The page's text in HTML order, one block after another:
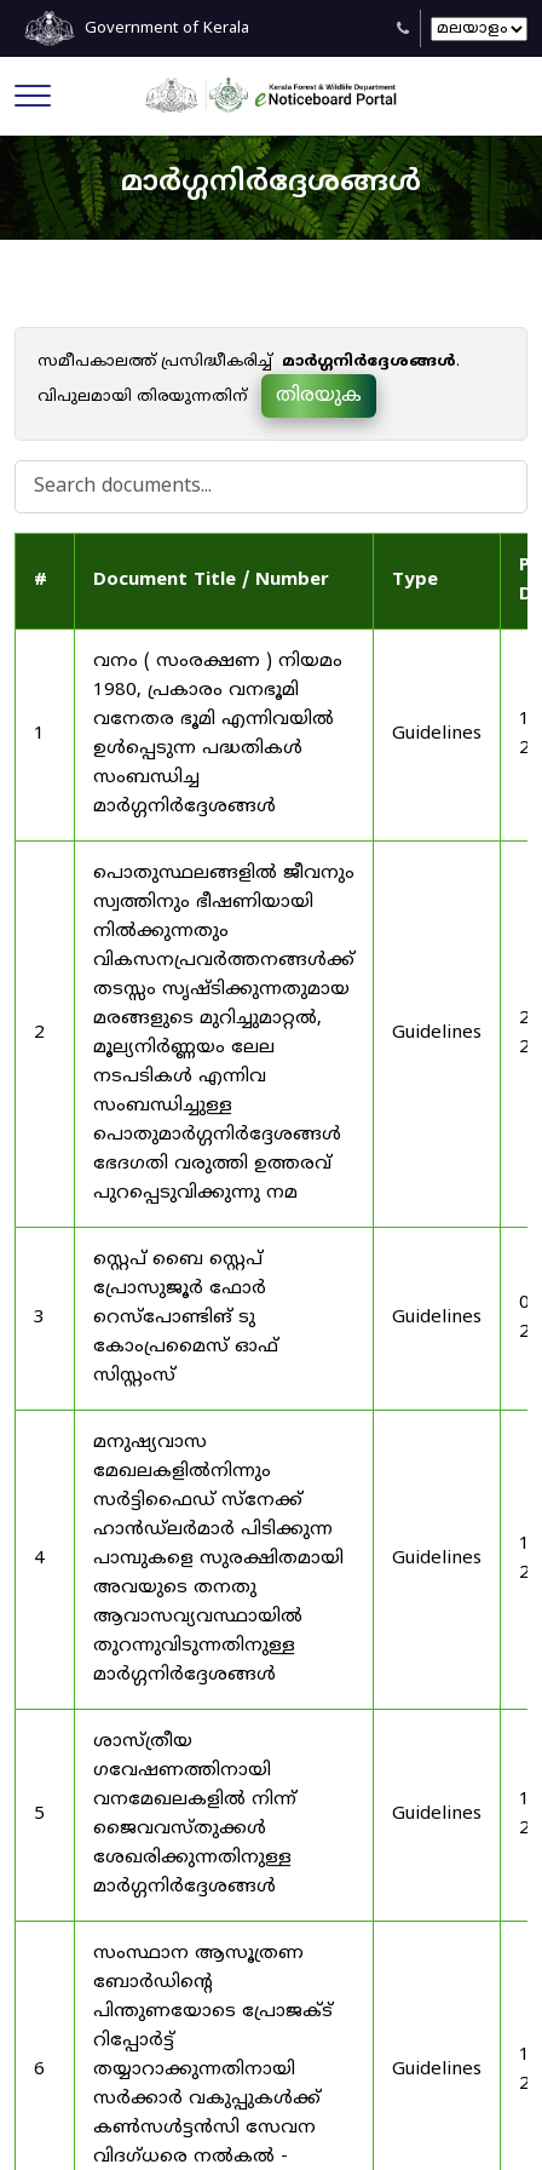
Government of Kerala
മാർഗ്ഗനിർദ്ദേശങ്ങൾ
സമീപകാലത്ത് പ്രസിദ്ധീകരിച്ച് മാർഗ്ഗനിർദ്ദേശങ്ങൾ.
വിപുലമായി തിരയുന്നതിന്
തിരയുക
# Document Title / Number Type
1
വനം ( സംരക്ഷണ ) നിയമം
1980, പ്രകാരം വനഭൂമി
വനേതര ഭൂമി എന്നിവയിൽ
ഉൾപ്പെടുന്ന പദ്ധതികൾ
സംബന്ധിച്ച
മാർഗ്ഗനിർദ്ദേശങ്ങൾ
Guidelines
2
പൊതുസ്ഥലങ്ങളിൽ ജീവനും
സ്വത്തിനും ഭീഷണിയായി
നിൽക്കുന്നതും
വികസനപ്രവർത്തനങ്ങൾക്ക്
തടസ്സം സൃഷ്ടിക്കുന്നതുമായ
മരങ്ങളുടെ മുറിച്ചുമാറ്റൽ,
മൂല്യനിർണ്ണയം ലേല
നടപടികൾ എന്നിവ
സംബന്ധിച്ചുള്ള
പൊതുമാർഗ്ഗനിർദ്ദേശങ്ങൾ
ഭേദഗതി വരുത്തി ഉത്തരവ്
പുറപ്പെടുവിക്കുന്നു നമ
Guidelines
3
സ്റ്റെപ് ബൈ സ്റ്റെപ്
പ്രോസുജൂർ ഫോർ
റെസ്‌പോണ്ടിങ് ടു
കോംപ്രമൈസ് ഓഫ്
സിസ്റ്റംസ്
Guidelines
4
മനുഷ്യവാസ
മേഖലകളിൽനിന്നും
സർട്ടിഫൈഡ് സ്നേക്ക്
ഹാൻഡ്‌ലർമാർ പിടിക്കുന്ന
പാമ്പുകളെ സുരക്ഷിതമായി
അവയുടെ തനതു
ആവാസവ്യവസ്ഥായിൽ
തുറന്നുവിടുന്നതിനുള്ള
മാർഗ്ഗനിർദ്ദേശങ്ങൾ
Guidelines
5
ശാസ്ത്രീയ
ഗവേഷണത്തിനായി
വനമേഖലകളിൽ നിന്ന്
ജൈവവസ്തുക്കൾ
ശേഖരിക്കുന്നതിനുള്ള
മാർഗ്ഗനിർദ്ദേശങ്ങൾ
Guidelines
6
സംസ്ഥാന ആസൂത്രണ
ബോർഡിൻ്റെ
പിന്തുണയോടെ പ്രോജക്ട്
റിപ്പോർട്ട്
തയ്യാറാക്കുന്നതിനായി
സർക്കാർ വകുപ്പുകൾക്ക്
കൺസൾട്ടൻസി സേവന
വിദഗ്ധരെ നൽകൽ -
Guidelines